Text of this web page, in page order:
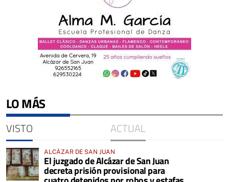
LO MÁS
VISTO ACTUAL
ALCÁZAR DE SAN JUAN
El juzgado de Alcázar de San Juan
decreta prisión provisional para